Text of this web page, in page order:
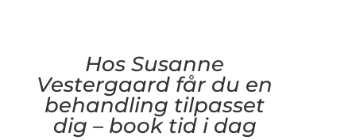
Hos Susanne
Vestergaard får du en
behandling tilpasset
dig – book tid i dag